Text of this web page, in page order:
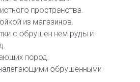
пространства.
из магазинов.
с обрушен нем руды и
пород.
обрушенными